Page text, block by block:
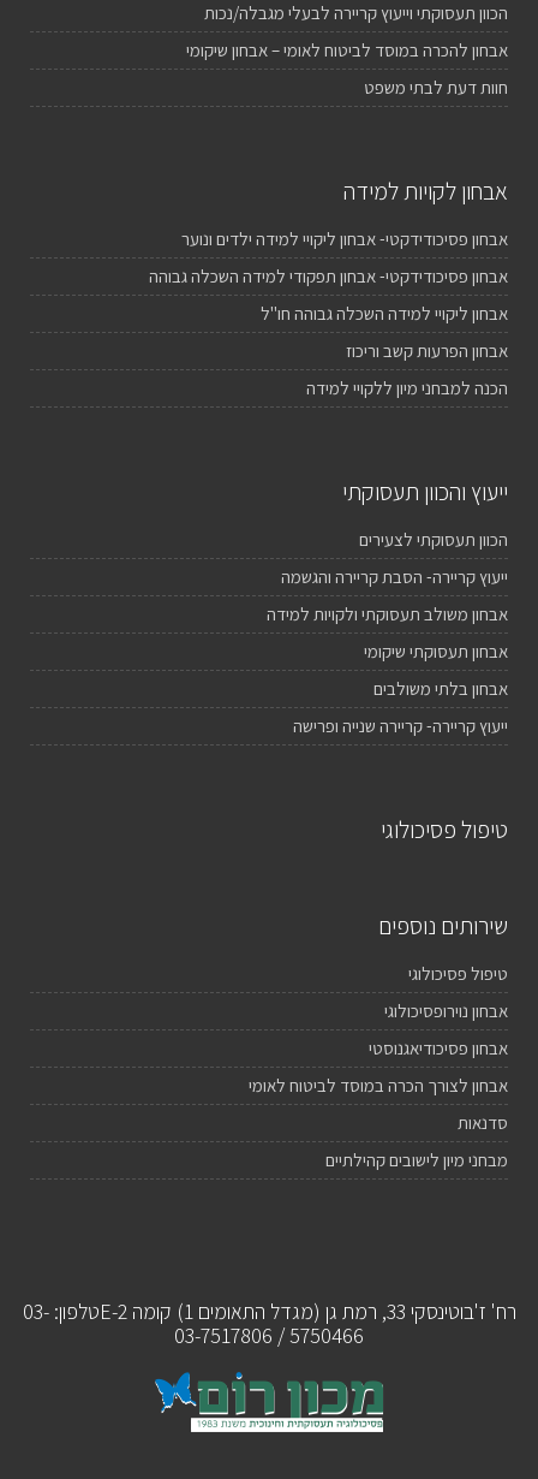
הכוון תעסוקתי וייעוץ קריירה לבעלי מגבלה/נכות
אבחון להכרה במוסד לביטוח לאומי – אבחון שיקומי
חוות דעת לבתי משפט
אבחון לקויות למידה
אבחון פסיכודידקטי- אבחון ליקויי למידה ילדים ונוער
אבחון פסיכודידקטי- אבחון תפקודי למידה השכלה גבוהה
אבחון ליקויי למידה השכלה גבוהה חו"ל
אבחון הפרעות קשב וריכוז
הכנה למבחני מיון ללקויי למידה
ייעוץ והכוון תעסוקתי
הכוון תעסוקתי לצעירים
ייעוץ קריירה- הסבת קריירה והגשמה
אבחון משולב תעסוקתי ולקויות למידה
אבחון תעסוקתי שיקומי
אבחון בלתי משולבים
ייעוץ קריירה- קריירה שנייה ופרישה
טיפול פסיכולוגי
שירותים נוספים
טיפול פסיכולוגי
אבחון נוירופסיכולוגי
אבחון פסיכודיאגנוסטי
אבחון לצורך הכרה במוסד לביטוח לאומי
סדנאות
מבחני מיון לישובים קהילתיים
רח' ז'בוטינסקי 33, רמת גן (מגדל התאומים 1) קומה E-2טלפון: 03-
5750466 / 03-7517806